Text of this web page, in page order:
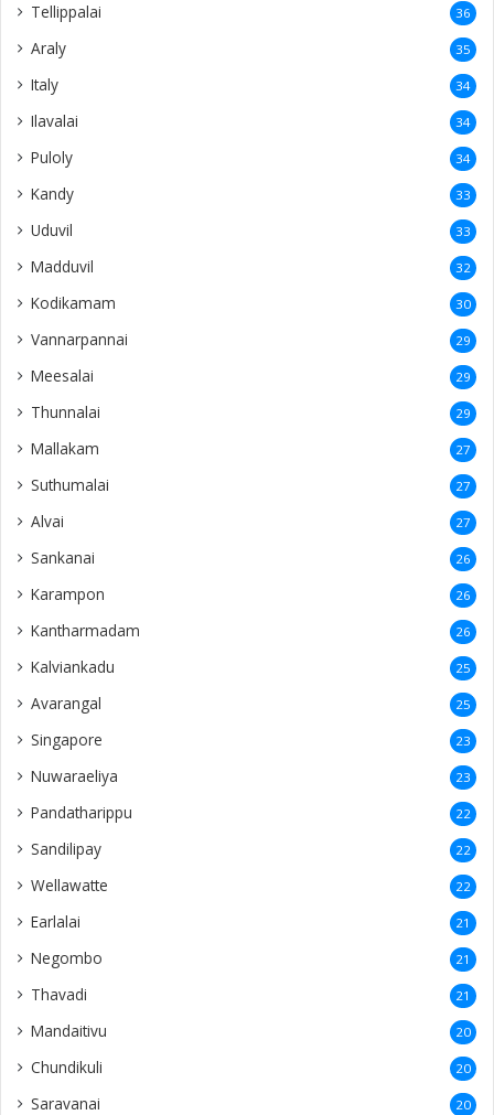
Tellippalai 36
Araly 35
Italy 34
Ilavalai 34
Puloly 34
Kandy 33
Uduvil 33
Madduvil 32
Kodikamam 30
Vannarpannai 29
Meesalai 29
Thunnalai 29
Mallakam 27
Suthumalai 27
Alvai 27
Sankanai 26
Karampon 26
Kantharmadam 26
Kalviankadu 25
Avarangal 25
Singapore 23
Nuwaraeliya 23
Pandatharippu 22
Sandilipay 22
Wellawatte 22
Earlalai 21
Negombo 21
Thavadi 21
Mandaitivu 20
Chundikuli 20
Saravanai 20